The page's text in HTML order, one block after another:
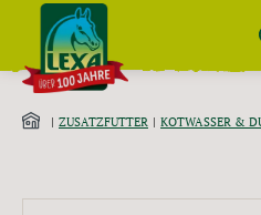
Zum Hauptinhalt springen
ZUSATZFUTTER KOTWASSER &